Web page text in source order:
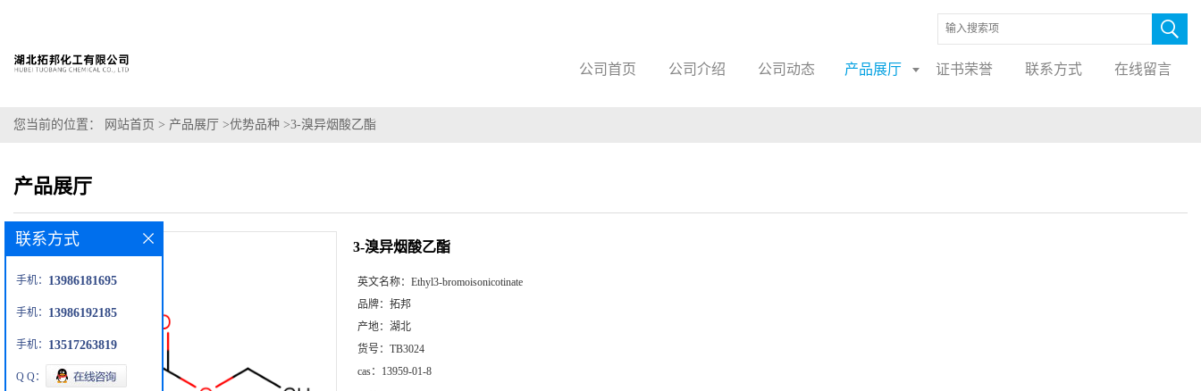
公司首页 公司介绍 公司动态 产品展厅 证书荣誉 联系方式 在线留言
您当前的位置： 网站首页 > 产品展厅 >优势品种 >3-溴异烟酸乙酯
产品展厅
3-溴异烟酸乙酯
英文名称： Ethyl3-bromoisonicotinate
品牌： 拓邦
产地： 湖北
货号： TB3024
cas： 13959-01-8
联系方式
手机： 13986181695
手机： 13986192185
手机： 13517263819
Q Q：